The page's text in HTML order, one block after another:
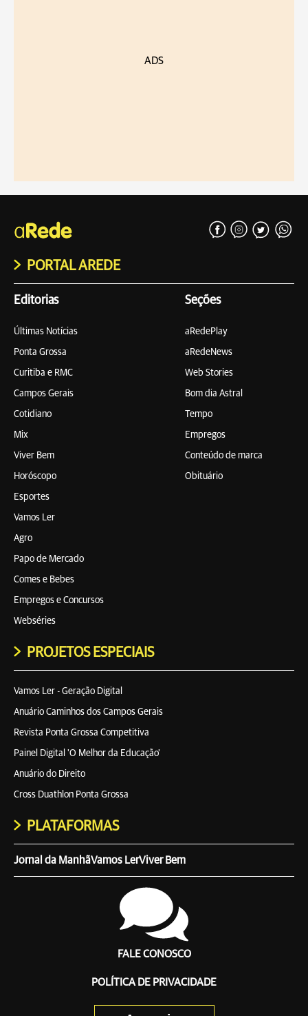
ADS
PORTAL AREDE
Editorias
Últimas Notícias
Ponta Grossa
Curitiba e RMC
Campos Gerais
Cotidiano
Mix
Viver Bem
Horóscopo
Esportes
Vamos Ler
Agro
Papo de Mercado
Comes e Bebes
Empregos e Concursos
Webséries
Seções
aRedePlay
aRedeNews
Web Stories
Bom dia Astral
Tempo
Empregos
Conteúdo de marca
Obituário
PROJETOS ESPECIAIS
Vamos Ler - Geração Digital
Anuário Caminhos dos Campos Gerais
Revista Ponta Grossa Competitiva
Painel Digital 'O Melhor da Educação'
Anuário do Direito
Cross Duathlon Ponta Grossa
PLATAFORMAS
Jornal da ManhãVamos LerViver Bem
FALE CONOSCO
POLÍTICA DE PRIVACIDADE